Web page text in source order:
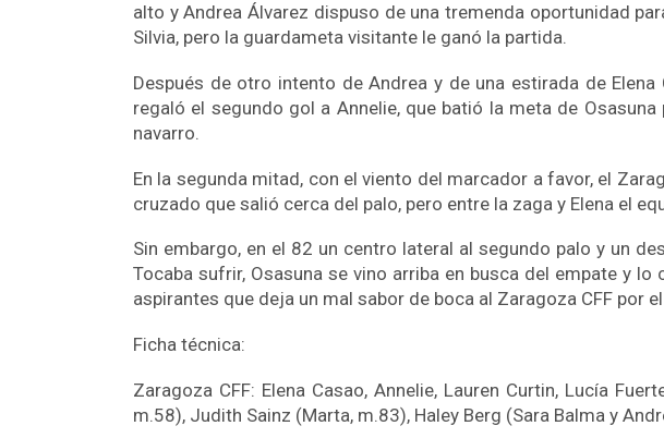
alto y Andrea Álvarez dispuso de una tremenda oportunidad
Silvia, pero la guardameta visitante le ganó la partida.
Después de otro intento de Andrea y de una estirada de
regaló el segundo gol a Annelie, que batió la meta de
navarro.
En la segunda mitad, con el viento del marcador a favor, el
cruzado que salió cerca del palo, pero entre la zaga y Elena el
Sin embargo, en el 82 un centro lateral al segundo palo y un
Tocaba sufrir, Osasuna se vino arriba en busca del empate y
aspirantes que deja un mal sabor de boca al Zaragoza CFF por
Ficha técnica:
Zaragoza CFF: Elena Casao, Annelie, Lauren Curtin, Lucía
m.58), Judith Sainz (Marta, m.83), Haley Berg (Sara Balma y